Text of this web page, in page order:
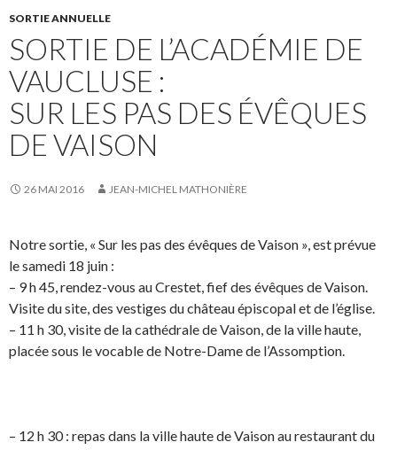
SORTIE ANNUELLE
SORTIE DE L’ACADÉMIE DE
VAUCLUSE :
SUR LES PAS DES ÉVÊQUES
DE VAISON
26 MAI 2016 JEAN-MICHEL MATHONIÈRE
Notre sortie, « Sur les pas des évêques de Vaison », est prévue
le samedi 18 juin :
– 9 h 45, rendez-vous au Crestet, fief des évêques de Vaison.
Visite du site, des vestiges du château épiscopal et de l’église.
– 11 h 30, visite de la cathédrale de Vaison, de la ville haute,
placée sous le vocable de Notre-Dame de l’Assomption.
– 12 h 30 : repas dans la ville haute de Vaison au restaurant du